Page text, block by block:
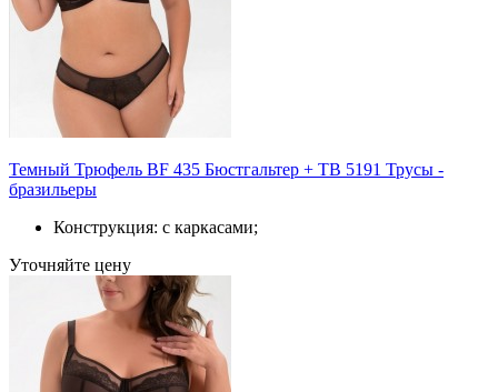
Темный Трюфель BF 435 Бюстгальтер + TB 5191 Трусы -
бразильеры
Конструкция: с каркасами;
Уточняйте цену